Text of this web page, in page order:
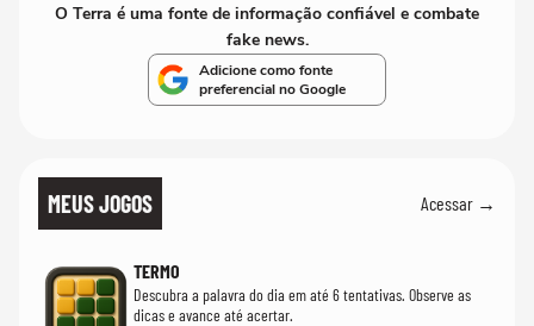
O Terra é uma fonte de informação confiável e combate
fake news.
Adicione como fonte
preferencial no Google
MEUS JOGOS Acessar →
TERMO
Descubra a palavra do dia em até 6 tentativas. Observe as
dicas e avance até acertar.